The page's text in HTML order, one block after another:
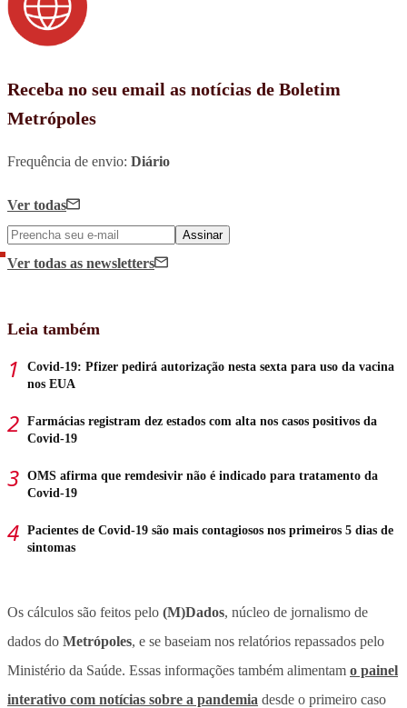
Receba no seu email as notícias de Boletim
Metrópoles
Frequência de envio: Diário
Ver todas
Assinar
Ver todas as newsletters
Leia também
Covid-19: Pfizer pedirá autorização nesta sexta para uso da vacina
nos EUA
Farmácias registram dez estados com alta nos casos positivos da
Covid-19
OMS afirma que remdesivir não é indicado para tratamento da
Covid-19
Pacientes de Covid-19 são mais contagiosos nos primeiros 5 dias de
sintomas
Os cálculos são feitos pelo (M)Dados, núcleo de jornalismo de
dados do Metrópoles, e se baseiam nos relatórios repassados pelo
Ministério da Saúde. Essas informações também alimentam o painel
interativo com notícias sobre a pandemia desde o primeiro caso